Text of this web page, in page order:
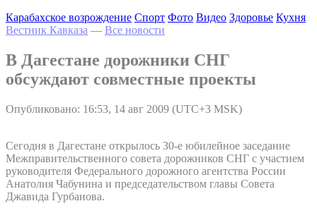
Карабахское возрождение Спорт Фото Видео Здоровье Кухня
Вестник Кавказа — Все новости
В Дагестане дорожники СНГ
обсуждают совместные проекты
Опубликовано: 16:53, 14 авг 2009 (UTC+3 MSK)
Сегодня в Дагестане открылось 30-е юбилейное заседание
Межправительственного совета дорожников СНГ с участием
руководителя Федерального дорожного агентства России
Анатолия Чабунина и председательством главы Совета
Джавида Гурбанова.